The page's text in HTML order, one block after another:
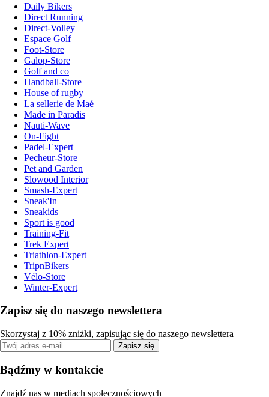
Daily Bikers
Direct Running
Direct-Volley
Espace Golf
Foot-Store
Galop-Store
Golf and co
Handball-Store
House of rugby
La sellerie de Maé
Made in Paradis
Nauti-Wave
On-Fight
Padel-Expert
Pecheur-Store
Pet and Garden
Slowood Interior
Smash-Expert
Sneak'In
Sneakids
Sport is good
Training-Fit
Trek Expert
Triathlon-Expert
TripnBikers
Vélo-Store
Winter-Expert
Zapisz się do naszego newslettera
Skorzystaj z 10% zniżki, zapisując się do naszego newslettera
Zapisz się
Bądźmy w kontakcie
Znajdź nas w mediach społecznościowych